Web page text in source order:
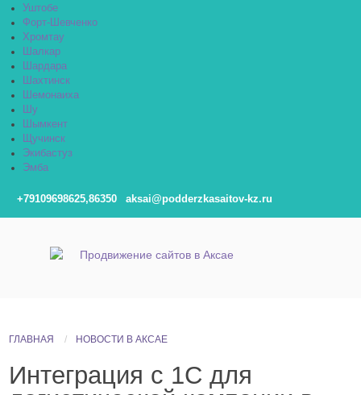
Уштобе
Форт-Шевченко
Хромтау
Шалкар
Шардара
Шахтинск
Шемонаиха
Шу
Шымкент
Щучинск
Экибастуз
Эмба
+79109698625,86350 aksai@podderzkasaitov-kz.ru
ГЛАВНАЯ НОВОСТИ В АКСАЕ
Интеграция с 1С для